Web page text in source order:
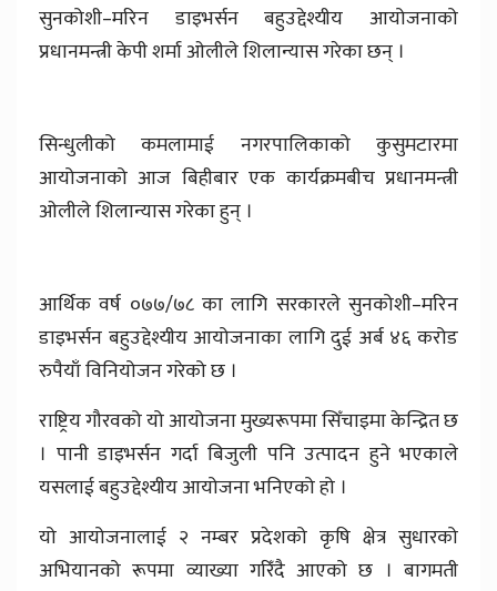
सुनकोशी–मरिन डाइभर्सन बहुउद्देश्यीय आयोजनाको
प्रधानमन्त्री केपी शर्मा ओलीले शिलान्यास गरेका छन् ।
सिन्धुलीको कमलामाई नगरपालिकाको कुसुमटारमा
आयोजनाको आज बिहीबार एक कार्यक्रमबीच प्रधानमन्त्री
ओलीले शिलान्यास गरेका हुन् ।
आर्थिक वर्ष ०७७/७८ का लागि सरकारले सुनकोशी–मरिन
डाइभर्सन बहुउद्देश्यीय आयोजनाका लागि दुई अर्ब ४६ करोड
रुपैयाँ विनियोजन गरेको छ ।
राष्ट्रिय गौरवको यो आयोजना मुख्यरूपमा सिँचाइमा केन्द्रित छ
। पानी डाइभर्सन गर्दा बिजुली पनि उत्पादन हुने भएकाले
यसलाई बहुउद्देश्यीय आयोजना भनिएको हो ।
यो आयोजनालाई २ नम्बर प्रदेशको कृषि क्षेत्र सुधारको
अभियानको रूपमा व्याख्या गरिँदै आएको छ । बागमती